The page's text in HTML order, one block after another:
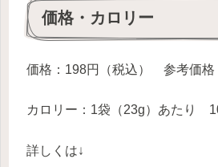
価格・カロリー
価格：198円（税込） 参考価格
カロリー：1袋（23g）あたり
詳しくは↓